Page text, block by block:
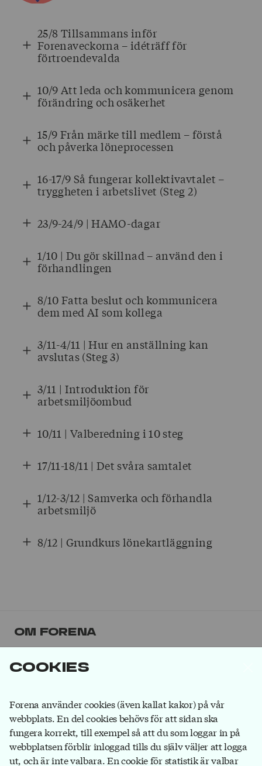
Cookies
Forena använder cookies (även kallat kakor) på vår
webbplats. En del cookies behövs för att sidan ska
fungera korrekt, till exempel så att du som loggar in på
webbplatsen förblir inloggad tills du själv väljer att logga
ut, och är inte valbara. En cookie för statistik är valbar
25/8 Tillsammans inför
Forenaveckorna – idéträff för
förtroendevalda
10/9 Att leda och kommunicera genom
förändring och osäkerhet
15/9 Från märke till medlem – förstå
och påverka löneprocessen
16-17/9 Så fungerar kollektivavtalet –
tryggheten i arbetslivet (Steg 2)
23/9-24/9 | HAMO-dagar
1/10 | Du gör skillnad – använd den i
förhandlingen
8/10 Fatta beslut och kommunicera
dem med AI som kollega
3/11-4/11 | Hur en anställning kan
avslutas (Steg 3)
3/11 | Introduktion för
arbetsmiljöombud
10/11 | Valberedning i 10 steg
17/11-18/11 | Det svåra samtalet
1/12-3/12 | Samverka och förhandla
arbetsmiljö
8/12 | Grundkurs lönekartläggning
Om Forena
Forena är det största facket inom
försäkringsbranschen. Våra medlemmar jobbar på
försäkringsbolag och hos försäkringsförmedlare.Bli
medlemdu också!